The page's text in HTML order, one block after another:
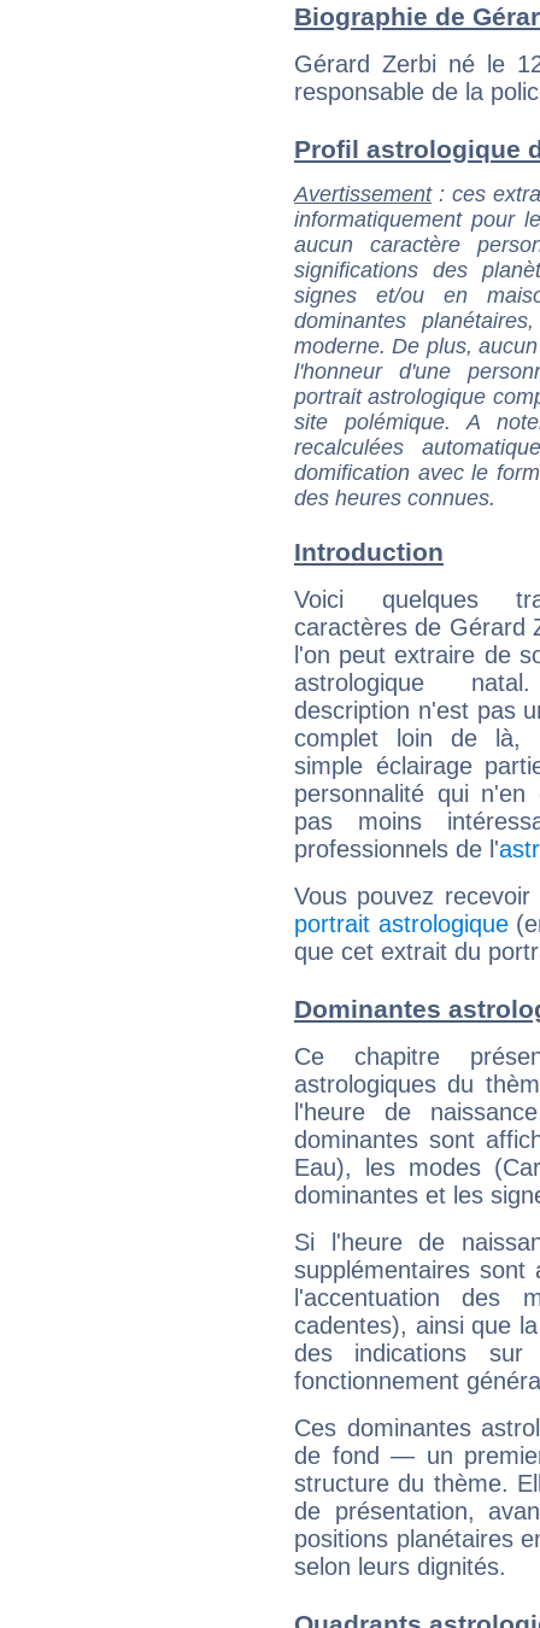
Biographie de
Gérard Zerbi né le
responsable de la
Profil astrologique
Avertissement: ces
informatiquement pour
aucun caractère
significations des
signes et/ou en
dominantes
moderne. De plus,
l'honneur d'une
portrait astrologique
site polémique. A
recalculées
domification avec le
des heures connues.
Introduction
Voici quelques
caractères de Gérard
l'on peut extraire de
astrologique
description n'est pas
complet loin de là,
simple éclairage
personnalité qui n'en
pas moins
professionnels de l'
Vous pouvez
portrait astrologique
que cet extrait du
Dominantes
Ce chapitre
astrologiques du
l'heure de
dominantes sont
Eau), les modes
dominantes et les
Si l'heure de
supplémentaires sont
l'accentuation des
cadentes), ainsi que
des indications sur
fonctionnement
Ces dominantes
de fond — un
structure du thème.
de présentation,
positions planétaires
selon leurs dignités.